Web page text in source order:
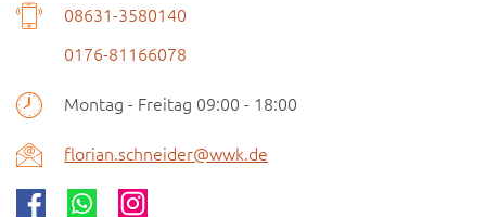
08631-3580140
0176-81166078
Montag - Freitag 09:00 - 18:00
florian.schneider@wwk.de